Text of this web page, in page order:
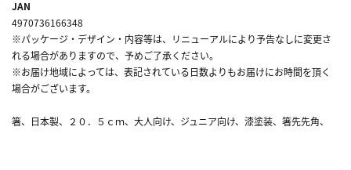
JAN
4970736166348
※パッケージ・デザイン・内容等は、リニューアルにより予告なしに変更さ
れる場合がありますので、予めご了承ください。
※お届け地域によっては、表記されている日数よりもお届けにお時間を頂く
場合がございます。
箸、日本製、２０．５ｃｍ、大人向け、ジュニア向け、漆塗装、箸先先角、